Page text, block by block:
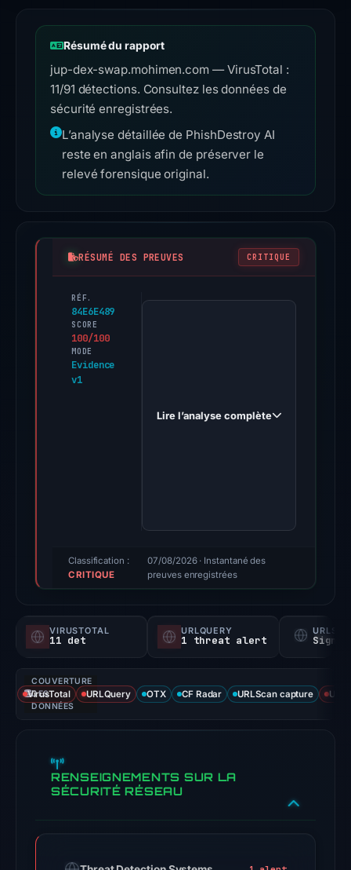
Résumé du rapport
jup-dex-swap.mohimen.com — VirusTotal :
11/91 détections. Consultez les données de
sécurité enregistrées.
L’analyse détaillée de PhishDestroy AI
reste en anglais afin de préserver le
relevé forensique original.
RÉSUMÉ DES PREUVES CRITIQUE
RÉF.
84E6E489
SCORE
100/100
MODE
Evidence
v1
PhishDestroy
(a
triage
Threat
signals:
VirusTotal
flagged
domain
Lire l’analyse complète
Classification :
CRITIQUE
07/08/2026· Instantané des
preuves enregistrées
VIRUSTOTAL
11 det
URLQUERY
1 threat alert
COUVERTURE
DES
DONNÉES
VirusTotal URLQuery OTX CF Radar URLScan capture
RENSEIGNEMENTS SUR LA
SÉCURITÉ RÉSEAU